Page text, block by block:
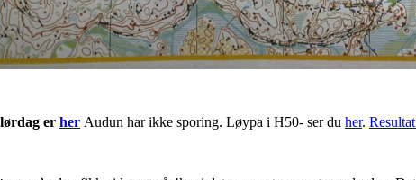
er her Audun har ikke sporing. Løypa i H50- ser du her.